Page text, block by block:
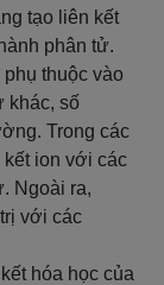
tạo liên kết
phân tử.
thuộc vào
khác, số
Trong các
kết ion với các
Ngoài ra,
với các
hóa học của